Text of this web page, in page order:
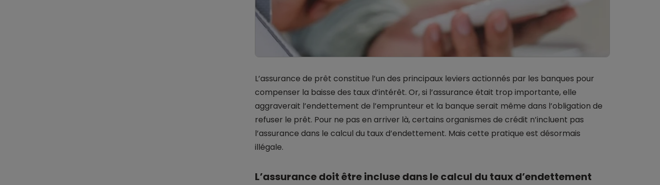
L’assurance de prêt constitue l’un des principaux leviers actionnés par les banques pour
compenser la baisse des taux d’intérêt. Or, si l’assurance était trop importante, elle
aggraverait l’endettement de l’emprunteur et la banque serait même dans l’obligation de
refuser le prêt. Pour ne pas en arriver là, certains organismes de crédit n’incluent pas
l’assurance dans le calcul du taux d’endettement. Mais cette pratique est désormais
illégale.
L’assurance doit être incluse dans le calcul du taux d’endettement